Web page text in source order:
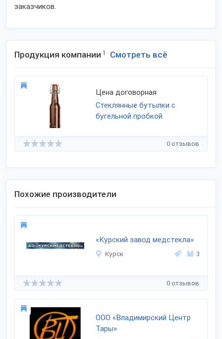
заказчиков.
Продукция компании 1 Смотреть всё
Цена договорная
Стеклянные бутылки с
бугельной пробкой
0 отзывов
Похожие производители
«Курский завод медстекла»
Курск 3
0 отзывов
ООО «Владимирский Центр
Тары»